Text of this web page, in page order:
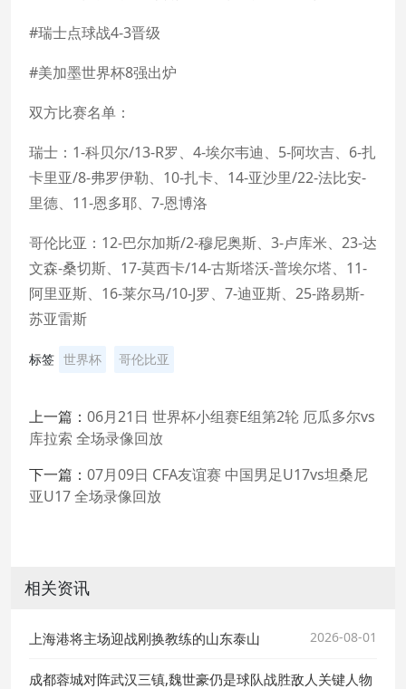
#瑞士点球战4-3晋级
#美加墨世界杯8强出炉
双方比赛名单：
瑞士：1-科贝尔/13-R罗、4-埃尔韦迪、5-阿坎吉、6-扎
卡里亚/8-弗罗伊勒、10-扎卡、14-亚沙里/22-法比安-
里德、11-恩多耶、7-恩博洛
哥伦比亚：12-巴尔加斯/2-穆尼奥斯、3-卢库米、23-达
文森-桑切斯、17-莫西卡/14-古斯塔沃-普埃尔塔、11-
阿里亚斯、16-莱尔马/10-J罗、7-迪亚斯、25-路易斯-
苏亚雷斯
标签 世界杯 哥伦比亚
上一篇： 06月21日 世界杯小组赛E组第2轮 厄瓜多尔vs
库拉索 全场录像回放
下一篇： 07月09日 CFA友谊赛 中国男足U17vs坦桑尼
亚U17 全场录像回放
相关资讯
上海港将主场迎战刚换教练的山东泰山 2026-08-01
成都蓉城对阵武汉三镇,魏世豪仍是球队战胜敌人关键人物